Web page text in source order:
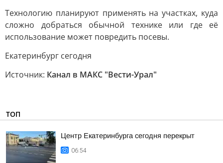
Технологию планируют применять на участках, куда
сложно добраться обычной технике или где её
использование может повредить посевы.
Екатеринбург сегодня
Источник: Канал в МАКС "Вести-Урал"
ТОП
Центр Екатеринбурга сегодня перекрыт
06:54